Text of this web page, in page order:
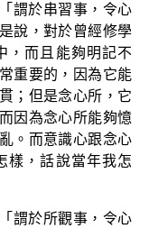
謂於串習事，令心
說，對於曾經修學
，而且能夠明記不
重要的，因為它能
；但是念心所，它
因為念心所能夠憶
。而意識心跟念心
樣，話說當年我怎
謂於所觀事，令心